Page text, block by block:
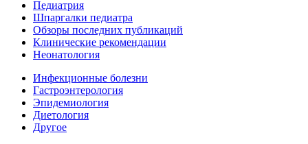
Педиатрия
Шпаргалки педиатра
Обзоры последних публикаций
Клинические рекомендации
Неонатология
Инфекционные болезни
Гастроэнтерология
Эпидемиология
Диетология
Другое